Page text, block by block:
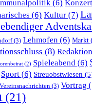
(6) Konzert
(6) Kultur (7)
(3) Lehmofen (6) Markt
(8)
(2) Spieleabend (6)
Sport (6) Streuobstwiesen
Vereinsnachrichten (3) Vortrag
(21)